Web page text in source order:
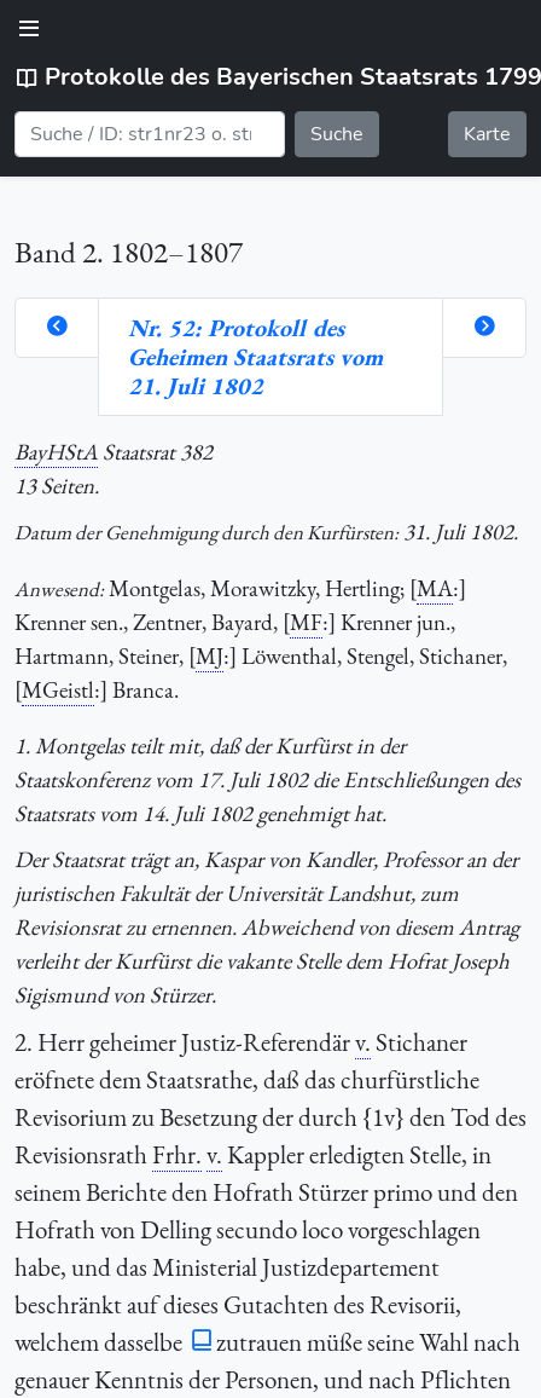
Protokolle des Bayerischen Staatsrats
Suche Karte
Band 2. 1802–1807
Nr. 52: Protokoll des
Geheimen Staatsrats vom
21. Juli 1802
BayHStA Staatsrat 382
13 Seiten.
Datum der Genehmigung durch den Kurfürsten:31. Juli 1802.
Anwesend:Montgelas, Morawitzky, Hertling; [MA:]
Krenner sen., Zentner, Bayard, [MF:] Krenner jun.,
Hartmann, Steiner, [MJ:] Löwenthal, Stengel, Stichaner,
[MGeistl:] Branca.
1. Montgelas teilt mit, daß der Kurfürst in der
Staatskonferenz vom 17. Juli 1802 die Entschließungen des
Staatsrats vom 14. Juli 1802 genehmigt hat.
Der Staatsrat trägt an, Kaspar von Kandler, Professor an der
juristischen Fakultät der Universität Landshut, zum
Revisionsrat zu ernennen. Abweichend von diesem Antrag
verleiht der Kurfürst die vakante Stelle dem Hofrat Joseph
Sigismund von Stürzer.
2. Herr geheimer Justiz-Referendärv.Stichaner
eröfnete dem Staatsrathe, daß das churfürstliche
Revisorium zu Besetzung der durch {1v} den Tod des
RevisionsrathFrhr.v.Kappler erledigten Stelle, in
seinem Berichte den Hofrath Stürzer primo und den
Hofrath von Delling secundo loco vorgeschlagen
habe, und das Ministerial Justizdepartement
beschränkt auf dieses Gutachten des Revisorii,
welchem dasselbe
zutrauen müße seine Wahl nach
genauer Kenntnis der Personen, und nach Pflichten